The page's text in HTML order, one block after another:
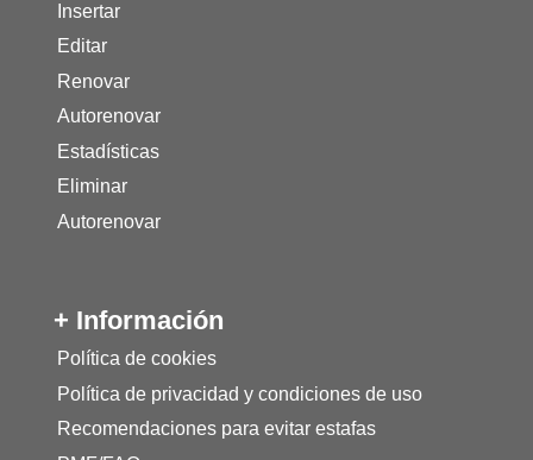
Insertar
Editar
Renovar
Autorenovar
Estadísticas
Eliminar
Autorenovar
+ Información
Política de cookies
Política de privacidad y condiciones de uso
Recomendaciones para evitar estafas